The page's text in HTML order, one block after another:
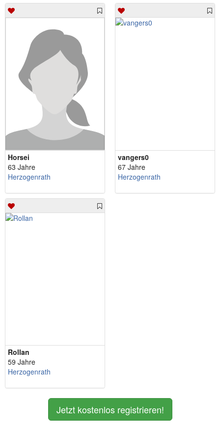
Horsei
63 Jahre
Herzogenrath
vangers0
67 Jahre
Herzogenrath
Rollan
59 Jahre
Herzogenrath
Jetzt kostenlos registrieren!